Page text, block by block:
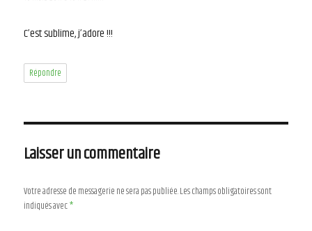
C’est sublime, j’adore !!!
Répondre
Laisser un commentaire
Votre adresse de messagerie ne sera pas publiée.Les champs obligatoires sont
indiqués avec*